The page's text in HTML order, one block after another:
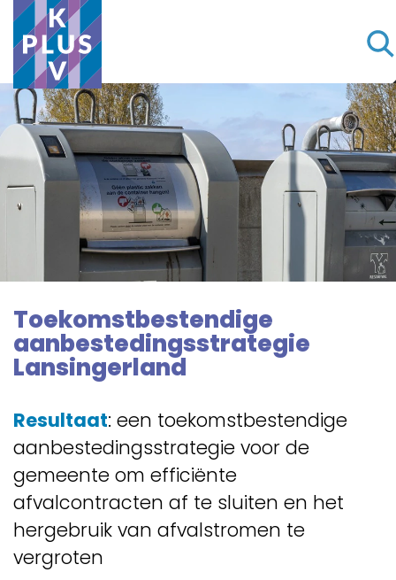
Toekomstbestendige
aanbestedingsstrategie
Lansingerland
Resultaat: een toekomstbestendige
aanbestedingsstrategie voor de
gemeente om efficiënte
afvalcontracten af te sluiten en het
hergebruik van afvalstromen te
vergroten